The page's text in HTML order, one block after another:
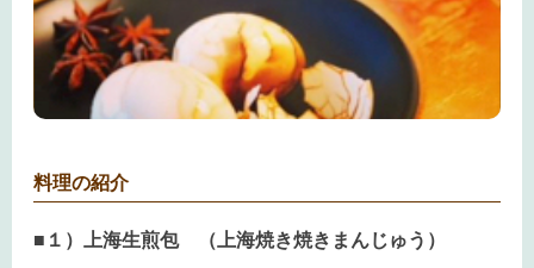
料理の紹介
■１）上海生煎包 （上海焼き焼きまんじゅう）